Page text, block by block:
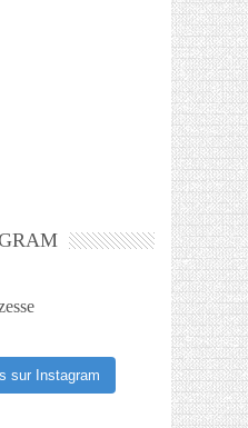
sur Instagram